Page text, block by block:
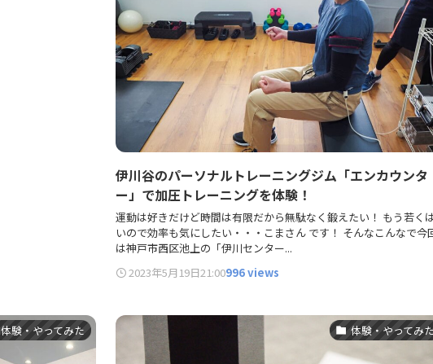
伊川谷のパーソナルトレーニングジム「エンカウンタ
ー」で加圧トレーニングを体験！
運動は好きだけど時間は有限だから無駄なく鍛えたい！ もう若く
いので効率も気にしたい・・・こまさん です！ そんなこんなで今
は神戸市西区池上の「伊川センター...
2023年5月19日21:00996 views
体験・やってみた 体験・やってみ